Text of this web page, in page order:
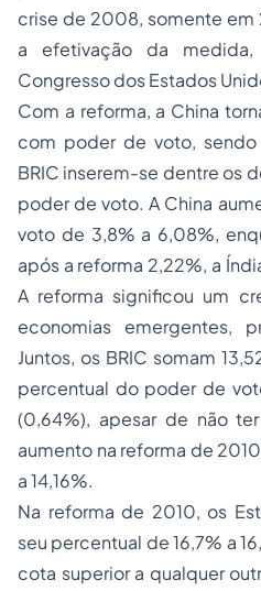
crise de 2008, somente em
a efetivação da
Congresso dos Estados
Com a reforma, a China
com poder de voto,
BRIC inserem-se dentre os
poder de voto. A China
voto de 3,8% a 6,08%,
após a reforma 2,22%, a
A reforma significou um
economias emergentes,
Juntos, os BRIC somam
percentual do poder de
(0,64%), apesar de não
aumento na reforma de
a 14,16%.
Na reforma de 2010, os
seu percentual de 16,7% a
cota superior a qualquer